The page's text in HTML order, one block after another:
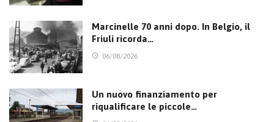
Marcinelle 70 anni dopo. In Belgio, il
Friuli ricorda…
06/08/2026
Un nuovo finanziamento per
riqualificare le piccole…